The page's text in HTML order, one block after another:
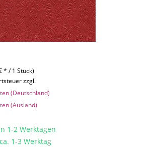
* / 1 Stück)
zzgl.
(Deutschland)
(Ausland)
1-2 Werktagen
1-3 Werktag